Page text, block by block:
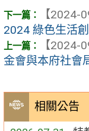
相關公告
【2024-
2024 綠色生活創
【2024-
金會與本府社會